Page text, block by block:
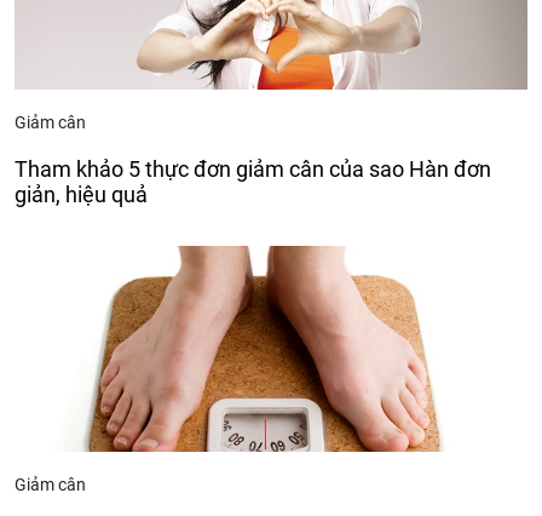
Giảm cân
Tham khảo 5 thực đơn giảm cân của sao Hàn đơn
giản, hiệu quả
Giảm cân